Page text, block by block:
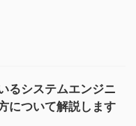
るシステムエンジニ
について解説します